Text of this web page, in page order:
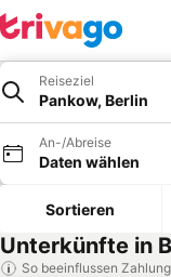
Reiseziel
Pankow, Berlin
An-/Abreise
Daten wählen
Sortieren
Unterkünfte in
So beeinflussen